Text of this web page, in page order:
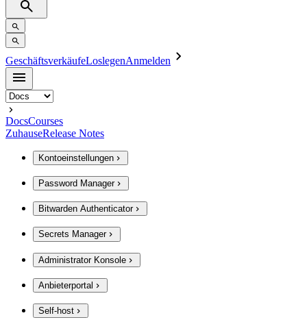
GeschäftsverkäufeLoslegenAnmelden
DocsCourses
ZuhauseRelease Notes
Kontoeinstellungen
Password Manager
Bitwarden Authenticator
Secrets Manager
Administrator Konsole
Anbieterportal
Self-host